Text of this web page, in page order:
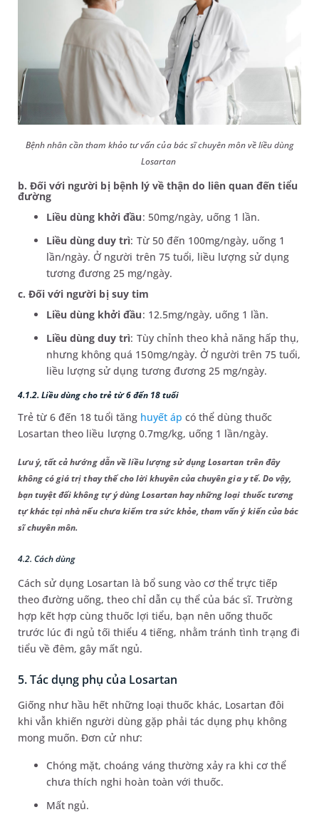
Bệnh nhân cần tham khảo tư vấn của bác sĩ chuyên môn về liều dùng
Losartan
b. Đối với người bị bệnh lý về thận do liên quan đến tiểu
đường
Liều dùng khởi đầu: 50mg/ngày, uống 1 lần.
Liều dùng duy trì: Từ 50 đến 100mg/ngày, uống 1
lần/ngày. Ở người trên 75 tuổi, liều lượng sử dụng
tương đương 25 mg/ngày.
c. Đối với người bị suy tim
Liều dùng khởi đầu: 12.5mg/ngày, uống 1 lần.
Liều dùng duy trì: Tùy chỉnh theo khả năng hấp thụ,
nhưng không quá 150mg/ngày. Ở người trên 75 tuổi,
liều lượng sử dụng tương đương 25 mg/ngày.
4.1.2. Liều dùng cho trẻ từ 6 đến 18 tuổi
Trẻ từ 6 đến 18 tuổi tăng huyết áp có thể dùng thuốc
Losartan theo liều lượng 0.7mg/kg, uống 1 lần/ngày.
Lưu ý, tất cả hướng dẫn về liều lượng sử dụng Losartan trên đây
không có giá trị thay thế cho lời khuyên của chuyên gia y tế. Do vậy,
bạn tuyệt đối không tự ý dùng Losartan hay những loại thuốc tương
tự khác tại nhà nếu chưa kiểm tra sức khỏe, tham vấn ý kiến của bác
sĩ chuyên môn.
4.2. Cách dùng
Cách sử dụng Losartan là bổ sung vào cơ thể trực tiếp
theo đường uống, theo chỉ dẫn cụ thể của bác sĩ. Trường
hợp kết hợp cùng thuốc lợi tiểu, bạn nên uống thuốc
trước lúc đi ngủ tối thiểu 4 tiếng, nhằm tránh tình trạng đi
tiểu về đêm, gây mất ngủ.
5. Tác dụng phụ của Losartan
Giống như hầu hết những loại thuốc khác, Losartan đôi
khi vẫn khiến người dùng gặp phải tác dụng phụ không
mong muốn. Đơn cử như:
Chóng mặt, choáng váng thường xảy ra khi cơ thể
chưa thích nghi hoàn toàn với thuốc.
Mất ngủ.